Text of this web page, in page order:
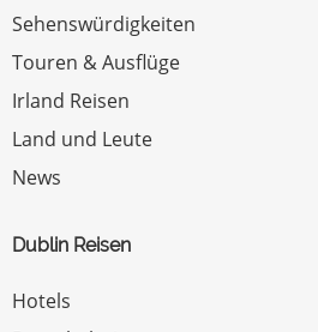
Sehenswürdigkeiten
Touren & Ausflüge
Irland Reisen
Land und Leute
News
Dublin Reisen
Hotels